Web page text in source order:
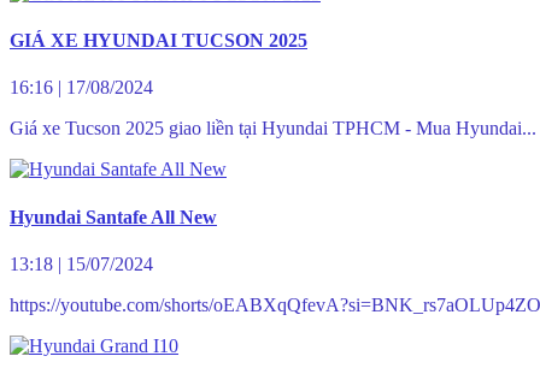
GIÁ XE HYUNDAI TUCSON 2025
16:16 | 17/08/2024
Giá xe Tucson 2025 giao liền tại Hyundai TPHCM - Mua Hyundai...
Hyundai Santafe All New
13:18 | 15/07/2024
https://youtube.com/shorts/